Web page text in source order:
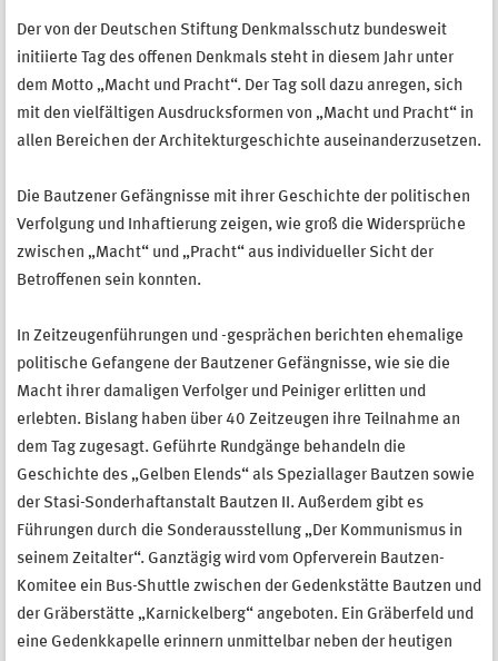
Der von der Deutschen Stiftung Denkmalsschutz bundesweit
initiierte Tag des offenen Denkmals steht in diesem Jahr unter
dem Motto „Macht und Pracht“. Der Tag soll dazu anregen, sich
mit den vielfältigen Ausdrucksformen von „Macht und Pracht“ in
allen Bereichen der Architekturgeschichte auseinanderzusetzen.
Die Bautzener Gefängnisse mit ihrer Geschichte der politischen
Verfolgung und Inhaftierung zeigen, wie groß die Widersprüche
zwischen „Macht“ und „Pracht“ aus individueller Sicht der
Betroffenen sein konnten.
In Zeitzeugenführungen und -gesprächen berichten ehemalige
politische Gefangene der Bautzener Gefängnisse, wie sie die
Macht ihrer damaligen Verfolger und Peiniger erlitten und
erlebten. Bislang haben über 40 Zeitzeugen ihre Teilnahme an
dem Tag zugesagt. Geführte Rundgänge behandeln die
Geschichte des „Gelben Elends“ als Speziallager Bautzen sowie
der Stasi-Sonderhaftanstalt Bautzen II. Außerdem gibt es
Führungen durch die Sonderausstellung „Der Kommunismus in
seinem Zeitalter“. Ganztägig wird vom Opferverein Bautzen-
Komitee ein Bus-Shuttle zwischen der Gedenkstätte Bautzen und
der Gräberstätte „Karnickelberg“ angeboten. Ein Gräberfeld und
eine Gedenkkapelle erinnern unmittelbar neben der heutigen